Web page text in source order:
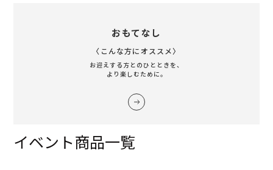
おもてなし
〈こんな方にオススメ〉
お迎えする方とのひとときを、
より楽しむために。
イベント商品一覧